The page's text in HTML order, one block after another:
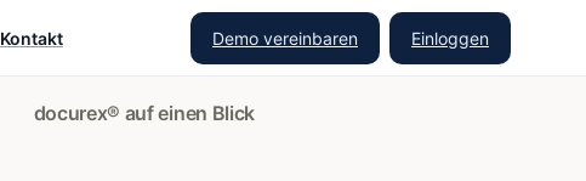
Kontakt Demo vereinbaren Einloggen
docurex® auf einen Blick